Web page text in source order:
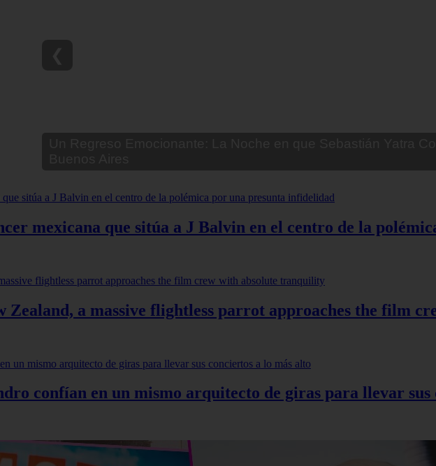
mexicana que sitúa a J Balvin en el centro de la
Zealand, a massive flightless parrot approaches the film
confían en un mismo arquitecto de giras para llevar sus